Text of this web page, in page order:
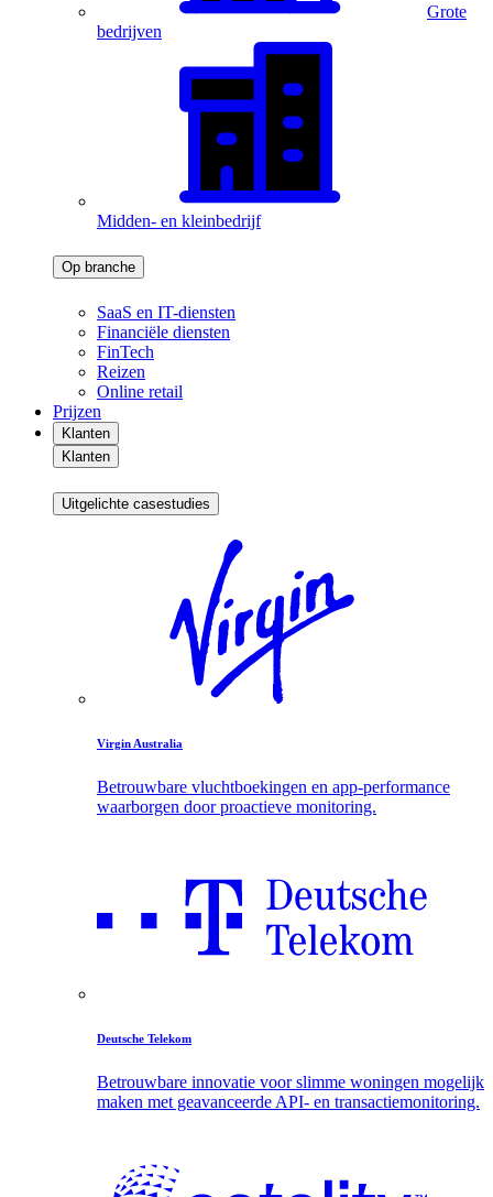
Grote
bedrijven
Midden- en kleinbedrijf
Op branche
SaaS en IT-diensten
Financiële diensten
FinTech
Reizen
Online retail
Prijzen
Klanten
Klanten
Uitgelichte casestudies
Virgin Australia
Betrouwbare vluchtboekingen en app-performance
waarborgen door proactieve monitoring.
Deutsche Telekom
Betrouwbare innovatie voor slimme woningen mogelijk
maken met geavanceerde API- en transactiemonitoring.